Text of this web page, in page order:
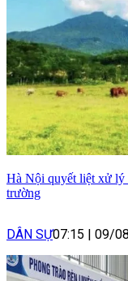
Hà Nội quyết liệt xử lý
trường
DÂN SỰ07:15 09/